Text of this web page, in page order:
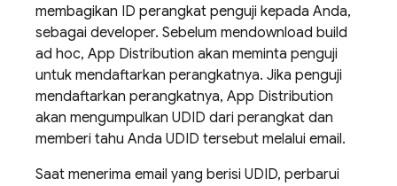
membagikan ID perangkat penguji kepada Anda,
sebagai developer. Sebelum mendownload build
ad hoc, App Distribution akan meminta penguji
untuk mendaftarkan perangkatnya. Jika penguji
mendaftarkan perangkatnya, App Distribution
akan mengumpulkan UDID dari perangkat dan
memberi tahu Anda UDID tersebut melalui email.
Saat menerima email yang berisi UDID, perbarui